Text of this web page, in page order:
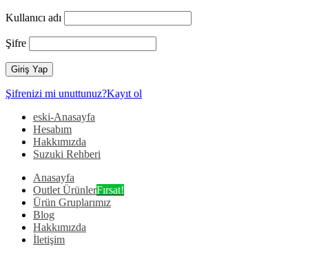
Kullanıcı adı
Şifre
Şifrenizi mi unuttunuz?Kayıt ol
eski-Anasayfa
Hesabım
Hakkımızda
Suzuki Rehberi
Anasayfa
Outlet ÜrünlerFırsat!
Ürün Gruplarımız
Blog
Hakkımızda
İletişim